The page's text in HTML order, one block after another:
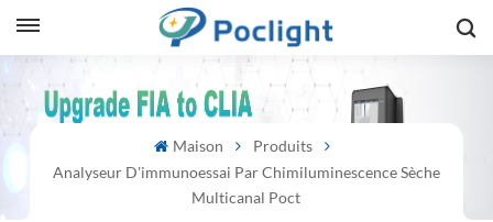
Maison
Produits
Analyseur D'immunoessai Par Chimiluminescence Sèche
Multicanal Poct